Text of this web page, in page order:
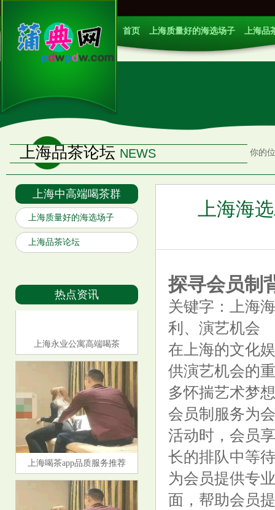
首页 上海质量好的海选场子 上海品
上海品茶论坛 NEWS 你的
上海中高端喝茶群
上海质量好的海选场子
上海品茶论坛
热点资讯
上海永业公寓高端喝茶
上海喝茶app品质服务推荐
上海海
探寻会员制
关键字：上海
利、演艺机会
在上海的文化
供演艺机会的
多怀揣艺术梦
会员制服务为
活动时，会员
长的排队中等
为会员提供专
面，帮助会员